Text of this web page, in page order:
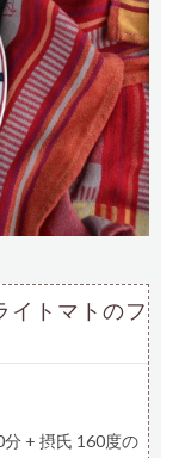
トマトのフ
+ 摂氏 160度の